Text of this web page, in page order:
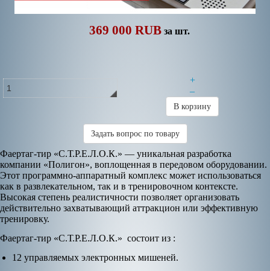
369 000 RUB за шт.
+
–
В корзину
Задать вопрос по товару
Фаертаг-тир «С.Т.Р.Е.Л.О.К.» — уникальная разработка
компании «Полигон», воплощенная в передовом оборудовании.
Этот программно-аппаратный комплекс может использоваться
как в развлекательном, так и в тренировочном контексте.
Высокая степень реалистичности позволяет организовать
действительно захватывающий аттракцион или эффективную
тренировку.
Фаертаг-тир «С.Т.Р.Е.Л.О.К.» состоит из :
12 управляемых электронных мишеней.